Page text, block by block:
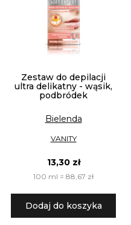
Zestaw do depilacji
ultra delikatny - wąsik,
podbródek
Bielenda
VANITY
13,30 zł
100 ml = 88,67 zł
Dodaj do koszyka